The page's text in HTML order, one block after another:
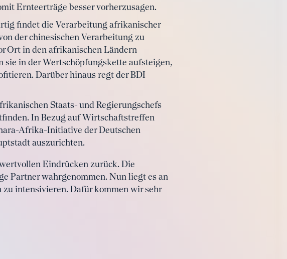
Ernteerträge besser vorherzusagen.
findet die Verarbeitung afrikanischer
der chinesischen Verarbeitung zu
Ort in den afrikanischen Ländern
in der Wertschöpfungskette aufsteigen,
Darüber hinaus regt der BDI
Staats- und Regierungschefs
In Bezug auf Wirtschaftstreffen
Afrika-Initiative der Deutschen
auszurichten.
Eindrücken zurück. Die
Partner wahrgenommen. Nun liegt es an
intensivieren. Dafür kommen wir sehr